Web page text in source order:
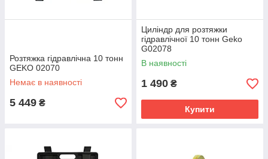
Розтяжка гідравлічна 10 тонн
GEKO 02070
Немає в наявності
5 449 ₴
Циліндр для розтяжки
гідравлічної 10 тонн Geko
G02078
В наявності
1 490 ₴
Купити